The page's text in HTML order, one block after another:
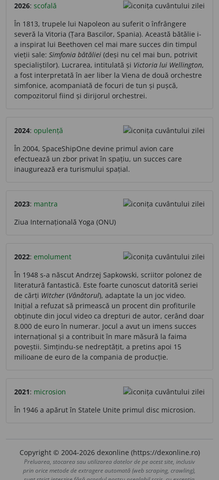
2026: scofală
În 1813, trupele lui Napoleon au suferit o înfrângere
severă la Vitoria (Țara Bascilor, Spania). Această bătălie i-
a inspirat lui Beethoven cel mai mare succes din timpul
vieții sale: Simfonia bătăliei (deși nu cel mai bun, potrivit
specialiștilor). Lucrarea, intitulată și Victoria lui Wellington,
a fost interpretată în aer liber la Viena de două orchestre
simfonice, acompaniată de focuri de tun și pușcă,
compozitorul fiind și dirijorul orchestrei.
2024: opulență
În 2004, SpaceShipOne devine primul avion care
efectuează un zbor privat în spațiu, un succes care
inaugurează era turismului spațial.
2023: mantra
Ziua Internațională Yoga (ONU)
2022: emolument
În 1948 s-a născut Andrzej Sapkowski, scriitor polonez de
literatură fantastică. Este foarte cunoscut datorită seriei
de cărți Witcher (Vânătorul), adaptate la un joc video.
Inițial a refuzat să primească un procent din profiturile
obținute din jocul video ca drepturi de autor, cerând doar
8.000 de euro în numerar. Jocul a avut un imens succes
internațional și a contribuit în mare măsură la faima
poveștii. Simțindu-se nedreptățit, a pretins apoi 15
milioane de euro de la compania de producție.
2021: microsion
În 1946 a apărut în Statele Unite primul disc microsion.
Copyright © 2004-2026 dexonline (https://dexonline.ro)
Preluarea, stocarea sau utilizarea datelor de pe acest site, inclusiv
prin orice metode de extragere automată (web scraping, crawling),